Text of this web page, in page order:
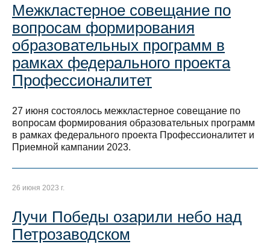
Межкластерное совещание по
вопросам формирования
образовательных программ в
рамках федерального проекта
Профессионалитет
27 июня состоялось межкластерное совещание по
вопросам формирования образовательных программ
в рамках федерального проекта Профессионалитет и
Приемной кампании 2023.
26 июня 2023 г.
Лучи Победы озарили небо над
Петрозаводском